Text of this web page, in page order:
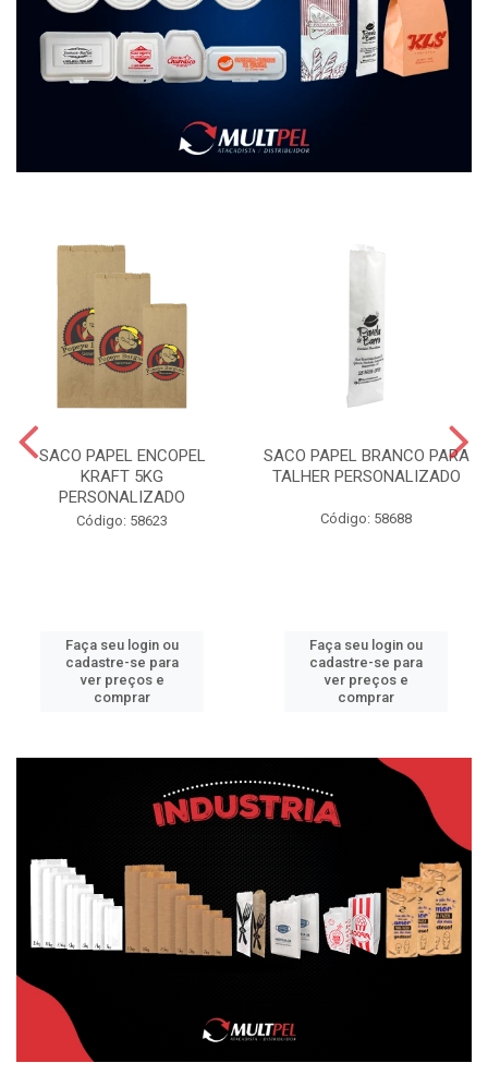
SACO PAPEL ENCOPEL
KRAFT 5KG
PERSONALIZADO
Código: 58623
Faça seu login ou
cadastre-se para
ver preços e
comprar
SACO PAPEL BRANCO PARA
TALHER PERSONALIZADO
Código: 58688
Faça seu login ou
cadastre-se para
ver preços e
comprar